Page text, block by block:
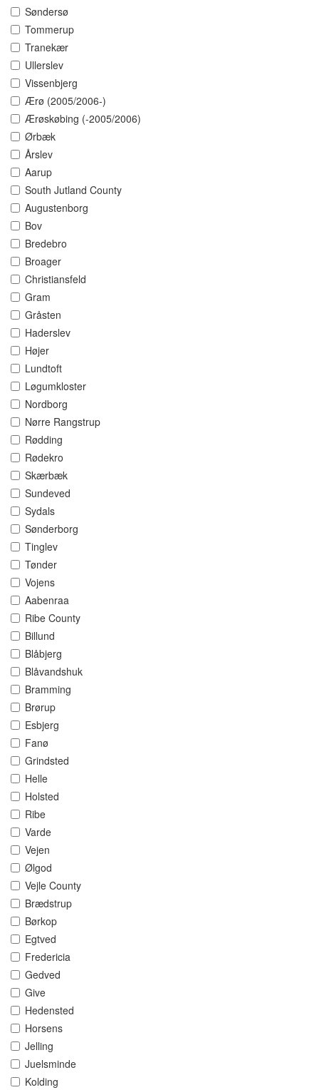
Søndersø
Tommerup
Tranekær
Ullerslev
Vissenbjerg
Ærø (2005/2006-)
Ærøskøbing (-2005/2006)
Ørbæk
Årslev
Aarup
South Jutland County
Augustenborg
Bov
Bredebro
Broager
Christiansfeld
Gram
Gråsten
Haderslev
Højer
Lundtoft
Løgumkloster
Nordborg
Nørre Rangstrup
Rødding
Rødekro
Skærbæk
Sundeved
Sydals
Sønderborg
Tinglev
Tønder
Vojens
Aabenraa
Ribe County
Billund
Blåbjerg
Blåvandshuk
Bramming
Brørup
Esbjerg
Fanø
Grindsted
Helle
Holsted
Ribe
Varde
Vejen
Ølgod
Vejle County
Brædstrup
Børkop
Egtved
Fredericia
Gedved
Give
Hedensted
Horsens
Jelling
Juelsminde
Kolding